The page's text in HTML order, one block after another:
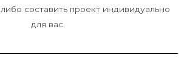
составить проект индивидуально
для вас.